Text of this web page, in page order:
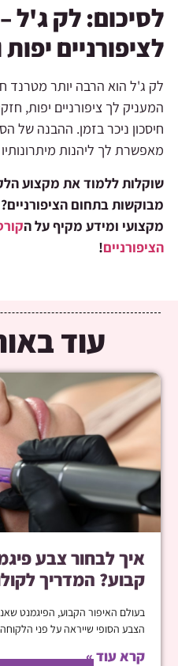
לסיכום: לק ג'ל
לציפורניים
לק ג'ל הוא הרבה יותר מטרנד
המעניק לך ציפורניים יפות,
חיסכון ניכר בזמן. ההבנה של
מאפשרת לך ליהנות
שוקלות ללמוד את מקצוע
מבוקשות בתחום
מקצועי ומידע מקיף על ה
הציפורניים!
עוד
איך לבחור צבע
קבוע? המדריך
בעולם האיפור הקבוע, הפיגמנט
הצבע הסופי שייראה על פני
קרא עוד »